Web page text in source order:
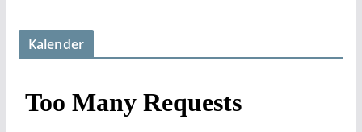
Kalender